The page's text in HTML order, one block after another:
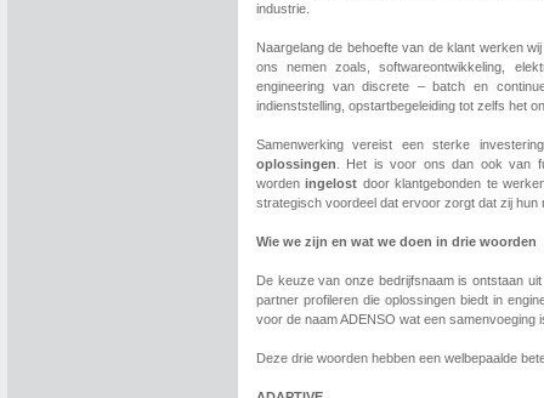
industrie.
Naargelang de behoefte van de klant werken
ons nemen zoals, softwareontwikkeling,
engineering van discrete – batch en
indienststelling, opstartbegeleiding tot zelfs het
Samenwerking vereist een sterke
oplossingen . Het is voor ons dan ook van
wordeningelost door klantgebonden te
strategisch voordeel dat ervoor zorgt dat zij
Wie we zijn en wat we doen in drie woorden
De keuze van onze bedrijfsnaam is ontstaan
partner profileren die oplossingen biedt in
voor de naam ADENSO wat een samenvoeging
Deze drie woorden hebben een welbepaalde